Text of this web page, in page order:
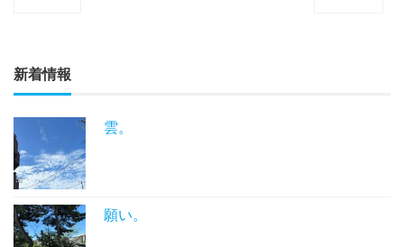
新着情報
雲。
願い。